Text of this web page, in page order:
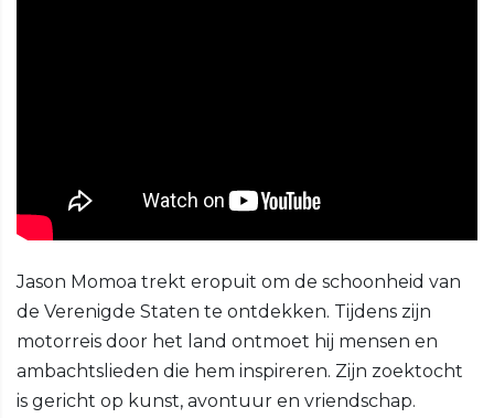
Jason Momoa trekt eropuit om de schoonheid van
de Verenigde Staten te ontdekken. Tijdens zijn
motorreis door het land ontmoet hij mensen en
ambachtslieden die hem inspireren. Zijn zoektocht
is gericht op kunst, avontuur en vriendschap.